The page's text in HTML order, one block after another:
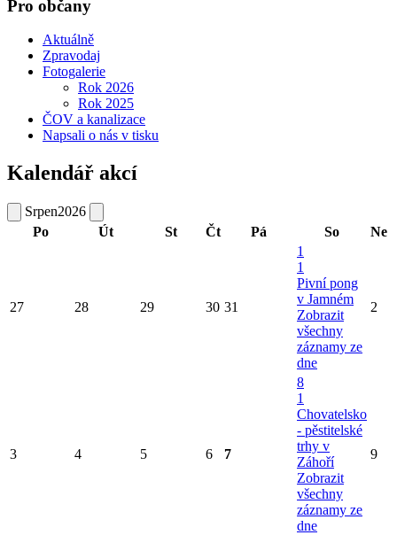
Pro občany
Aktuálně
Zpravodaj
Fotogalerie
Rok 2026
Rok 2025
ČOV a kanalizace
Napsali o nás v tisku
Kalendář akcí
Srpen2026
Po
Út St Čt Pá So Ne
27 28 29 30 31
1
1
Pivní pong
v Jamném
Zobrazit
všechny
záznamy ze
dne
2
3 4 5 6 7
8
1
Chovatelsko
- pěstitelské
trhy v
Záhoří
Zobrazit
všechny
záznamy ze
dne
9